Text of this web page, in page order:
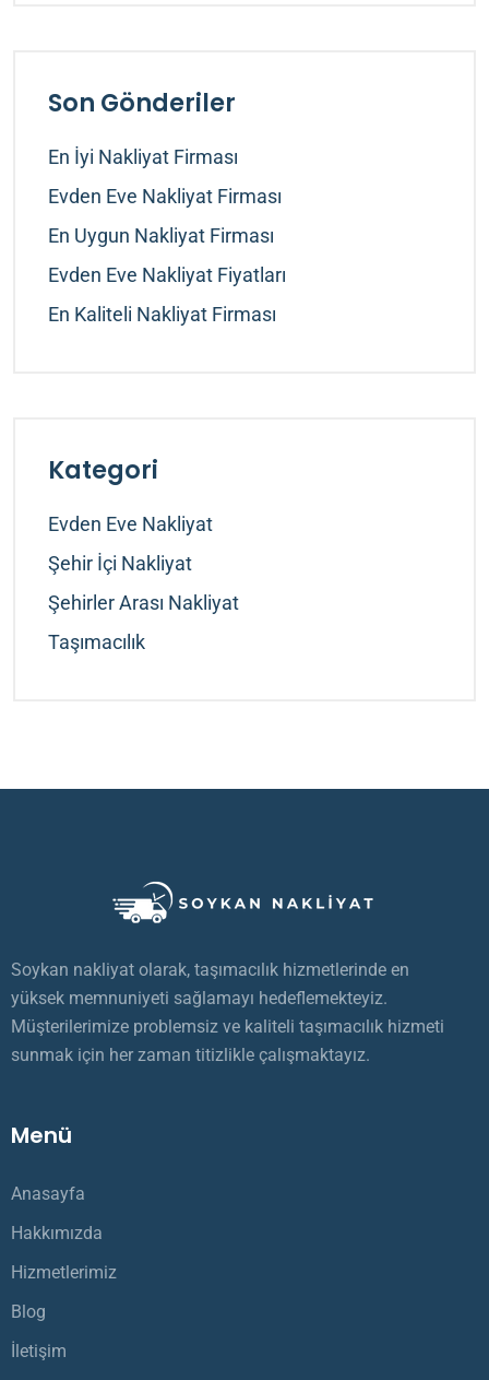
Son Gönderiler
En İyi Nakliyat Firması
Evden Eve Nakliyat Firması
En Uygun Nakliyat Firması
Evden Eve Nakliyat Fiyatları
En Kaliteli Nakliyat Firması
Kategori
Evden Eve Nakliyat
Şehir İçi Nakliyat
Şehirler Arası Nakliyat
Taşımacılık
Soykan nakliyat olarak, taşımacılık hizmetlerinde en
yüksek memnuniyeti sağlamayı hedeflemekteyiz.
Müşterilerimize problemsiz ve kaliteli taşımacılık hizmeti
sunmak için her zaman titizlikle çalışmaktayız.
Menü
Anasayfa
Hakkımızda
Hizmetlerimiz
Blog
İletişim